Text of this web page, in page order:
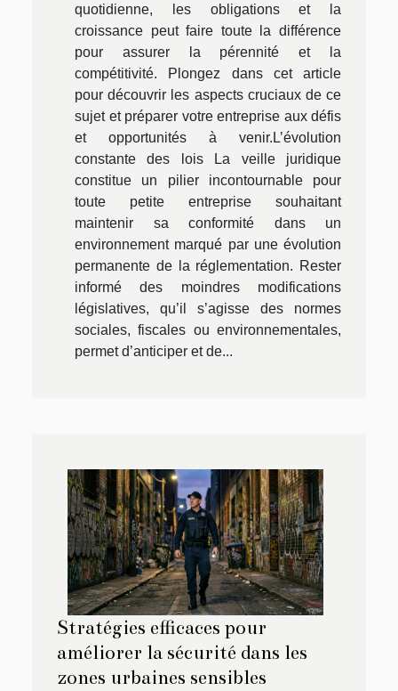
quotidienne, les obligations et la
croissance peut faire toute la différence
pour assurer la pérennité et la
compétitivité. Plongez dans cet article
pour découvrir les aspects cruciaux de ce
sujet et préparer votre entreprise aux défis
et opportunités à venir.L’évolution
constante des lois La veille juridique
constitue un pilier incontournable pour
toute petite entreprise souhaitant
maintenir sa conformité dans un
environnement marqué par une évolution
permanente de la réglementation. Rester
informé des moindres modifications
législatives, qu’il s’agisse des normes
sociales, fiscales ou environnementales,
permet d’anticiper et de...
Stratégies efficaces pour
améliorer la sécurité dans les
zones urbaines sensibles